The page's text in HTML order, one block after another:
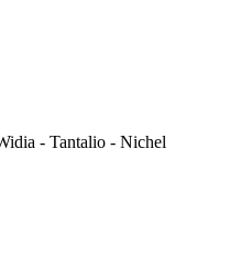
- Tantalio - Nichel